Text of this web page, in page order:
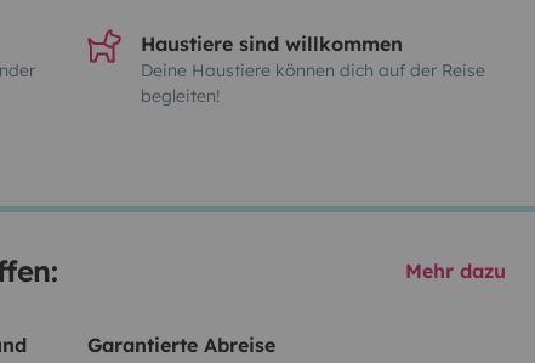
Haustiere sind willkommen
Deine Haustiere können dich auf der Reise
begleiten!
Mehr dazu
Garantierte Abreise